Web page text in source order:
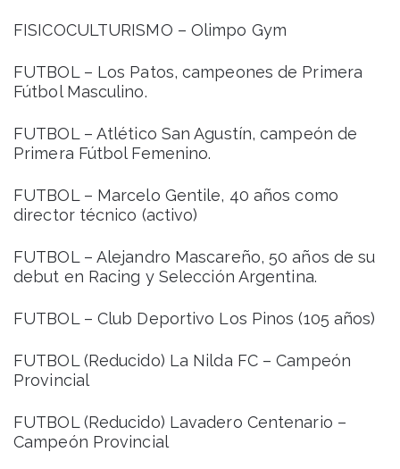
FISICOCULTURISMO – Olimpo Gym
FUTBOL – Los Patos, campeones de Primera
Fútbol Masculino.
FUTBOL – Atlético San Agustín, campeón de
Primera Fútbol Femenino.
FUTBOL – Marcelo Gentile, 40 años como
director técnico (activo)
FUTBOL – Alejandro Mascareño, 50 años de su
debut en Racing y Selección Argentina.
FUTBOL – Club Deportivo Los Pinos (105 años)
FUTBOL (Reducido) La Nilda FC – Campeón
Provincial
FUTBOL (Reducido) Lavadero Centenario –
Campeón Provincial